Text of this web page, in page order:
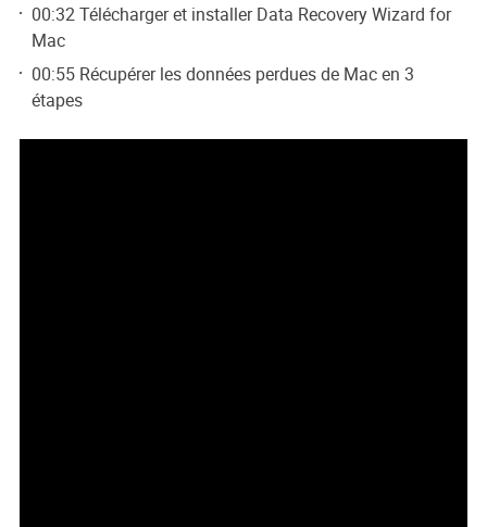
00:32 Télécharger et installer Data Recovery Wizard for
Mac
00:55 Récupérer les données perdues de Mac en 3
étapes